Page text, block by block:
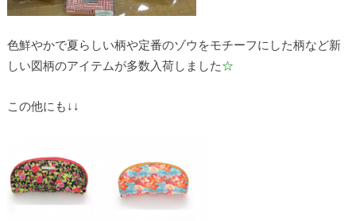
色鮮やかで夏らしい柄や定番のゾウをモチーフにした柄など新
しい図柄のアイテムが多数入荷しました☆
この他にも↓↓